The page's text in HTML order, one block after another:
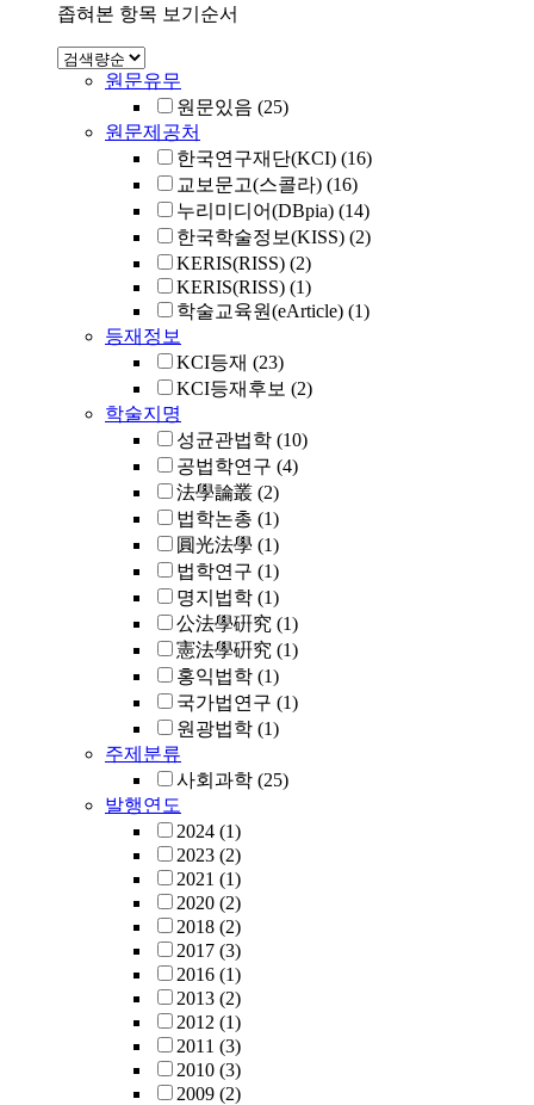
좁혀본 항목 보기순서
원문유무
원문있음 (25)
원문제공처
한국연구재단(KCI) (16)
교보문고(스콜라) (16)
누리미디어(DBpia) (14)
한국학술정보(KISS) (2)
KERIS(RISS) (2)
KERIS(RISS) (1)
학술교육원(eArticle) (1)
등재정보
KCI등재 (23)
KCI등재후보 (2)
학술지명
성균관법학 (10)
공법학연구 (4)
法學論叢 (2)
법학논총 (1)
圓光法學 (1)
법학연구 (1)
명지법학 (1)
公法學硏究 (1)
憲法學硏究 (1)
홍익법학 (1)
국가법연구 (1)
원광법학 (1)
주제분류
사회과학 (25)
발행연도
2024 (1)
2023 (2)
2021 (1)
2020 (2)
2018 (2)
2017 (3)
2016 (1)
2013 (2)
2012 (1)
2011 (3)
2010 (3)
2009 (2)